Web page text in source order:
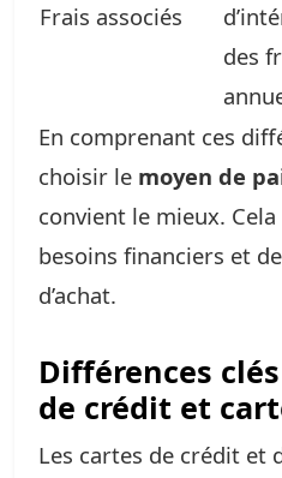
Frais associés
des
En comprenant ces
choisir le moyen de
convient le mieux.
besoins financiers et
d’achat.
Différences
de crédit et
Les cartes de crédit et